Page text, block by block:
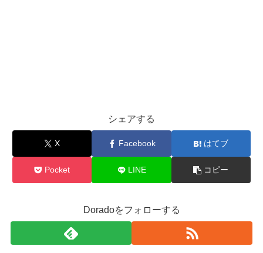
シェアする
X Facebook はてブ
Pocket LINE コピー
Doradoをフォローする